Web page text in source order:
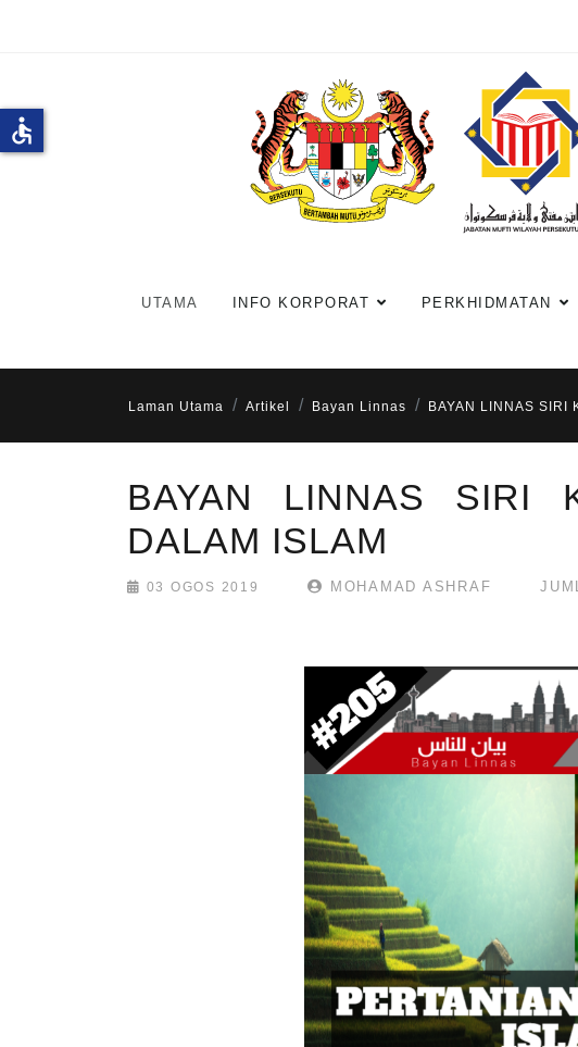
UTAMA INFO KORPORAT PERKHIDMATAN
Laman Utama Artikel Bayan Linnas BAYAN LINNAS SIRI
BAYAN LINNAS SIRI
DALAM ISLAM
03 OGOS 2019 MOHAMAD ASHRAF
accessible